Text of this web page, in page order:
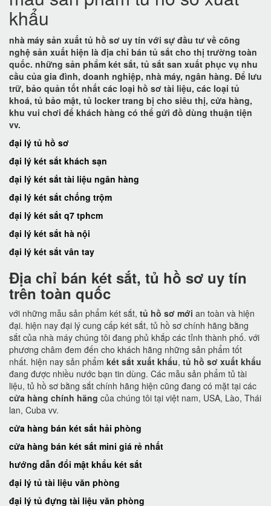
khẩu
nhà máy sản xuất tủ hồ sơ uy tín với sự đầu tư về công
nghệ sản xuất hiện là địa chỉ bán tủ sắt cho thị trường toàn
quốc. những sản phẩm két sắt, tủ sắt san xuất phục vụ nhu
cầu của gia đình, doanh nghiệp, nhà máy, ngân hàng. Để lưu
trữ, bảo quản tốt nhất các loại hồ sơ tài liệu, các loại tủ
khoá, tủ bảo mật, tủ locker trang bị cho siêu thị, cửa hàng,
khu vui chơi để khách hàng có thể gửi đồ dùng thuận tiện
vv.
đại lý tủ hồ sơ
đại lý két sắt khách sạn
đại lý két sắt tài liệu ngân hàng
đại lý két sắt chống trộm
đại lý két sắt q7 tphcm
đại lý két sắt hà nội
đại lý két sắt vân tay
Địa chỉ bán két sắt, tủ hồ sơ uy tín
trên toàn quốc
với những mẫu sản phẩm két sắt, tủ hồ sơ mới an toàn và hiện
đại. hiện nay đại lý cung cấp két sắt, tủ hồ sơ chính hãng bằng
sắt của nhà máy chúng tôi đang phủ khắp các tỉnh thành phố. với
phương châm đem đến cho khách hãng những sản phẩm tốt
nhất. hiện nay sản phẩm két sắt xuất khẩu, tủ hồ sơ xuất khẩu
đang được nhiều nước bạn tin dùng. Các mẫu sản phẩm tủ tài
liệu, tủ hồ sơ bằng sắt chính hãng hiện cũng đang có mặt tại các
cửa hàng chính hãng của chúng tôi tại việt nam, USA, Lào, Thái
lan, Cuba vv.
cửa hàng bán két sắt hải phòng
cửa hàng bán két sắt mini giá rẻ nhất
hướng dẫn đổi mật khẩu két sắt
đại lý tủ tài liệu văn phòng
đại lý tủ đựng tài liệu văn phòng